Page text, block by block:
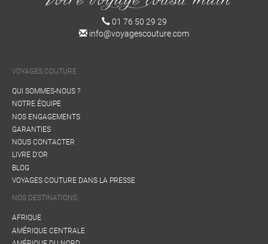
01 76 50 29 29
info@voyagescouture.com
VOYAGES COUTURE
QUI SOMMES-NOUS ?
NOTRE ÉQUIPE
NOS ENGAGEMENTS
GARANTIES
NOUS CONTACTER
LIVRE D'OR
BLOG
VOYAGES COUTURE DANS LA PRESSE
NOS DESTINATIONS
AFRIQUE
AMÉRIQUE CENTRALE